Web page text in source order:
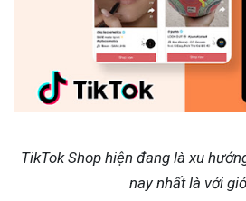
TikTok Shop hiện đang là xu
nay nhất là với